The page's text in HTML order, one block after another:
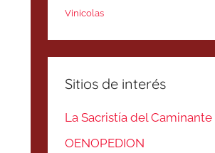
Vinicolas
Sitios de interés
La Sacristía del Caminante
OENOPEDION